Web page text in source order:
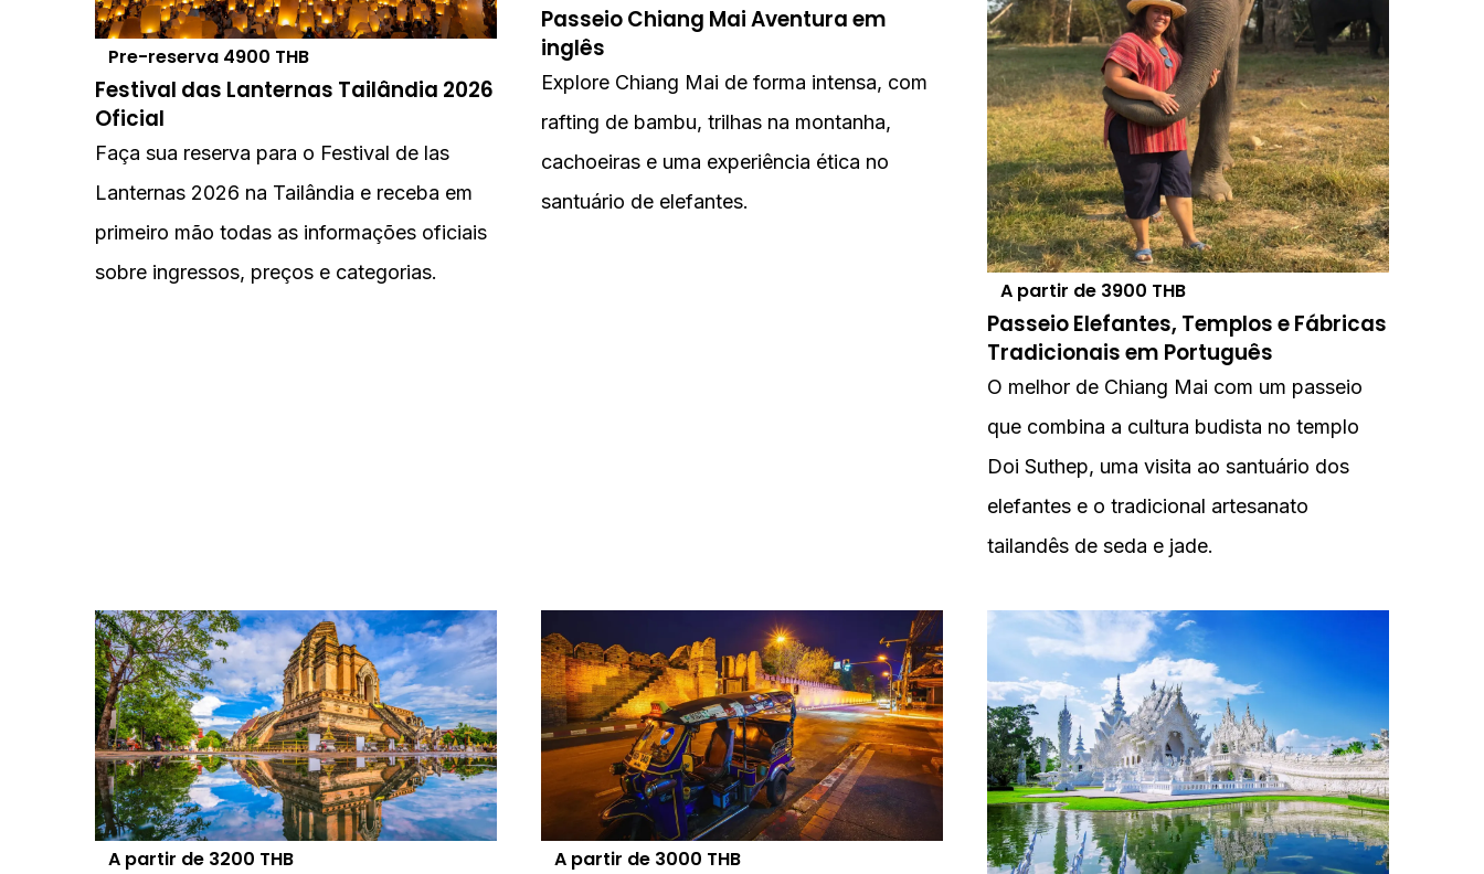
Pre-reserva 4900 THB
Festival das Lanternas Tailândia 2026
Oficial
Faça sua reserva para o Festival de las
Lanternas 2026 na Tailândia e receba em
primeiro mão todas as informações oficiais
sobre ingressos, preços e categorias.
Passeio Chiang Mai Aventura em
inglês
Explore Chiang Mai de forma intensa, com
rafting de bambu, trilhas na montanha,
cachoeiras e uma experiência ética no
santuário de elefantes.
A partir de 3900 THB
Passeio Elefantes, Templos e Fábricas
Tradicionais em Português
O melhor de Chiang Mai com um passeio
que combina a cultura budista no templo
Doi Suthep, uma visita ao santuário dos
elefantes e o tradicional artesanato
tailandês de seda e jade.
A partir de 3200 THB A partir de 3000 THB